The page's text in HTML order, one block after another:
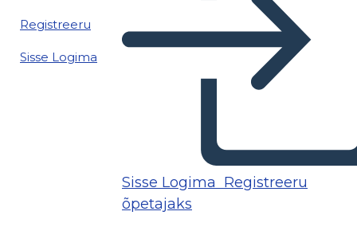
Registreeru
Sisse Logima
Sisse Logima Registreeru
õpetajaks